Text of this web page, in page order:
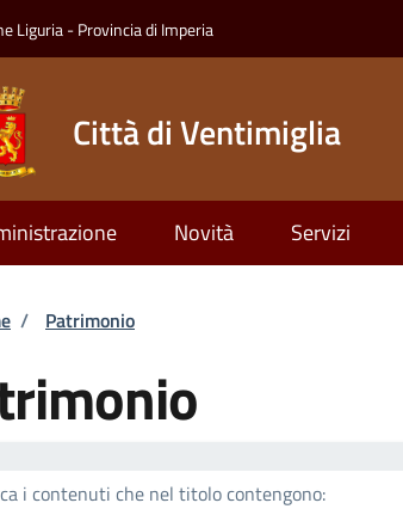
Liguria - Provincia di Imperia
Città di Ventimiglia
Novità Servizi
di pane
/ Patrimonio
i contenuti che nel titolo contengono: